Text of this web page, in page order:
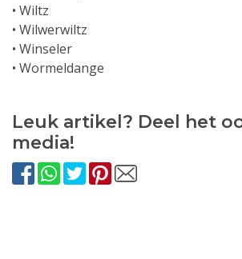
• Wiltz
• Wilwerwiltz
• Winseler
• Wormeldange
Leuk artikel? Deel het
media!